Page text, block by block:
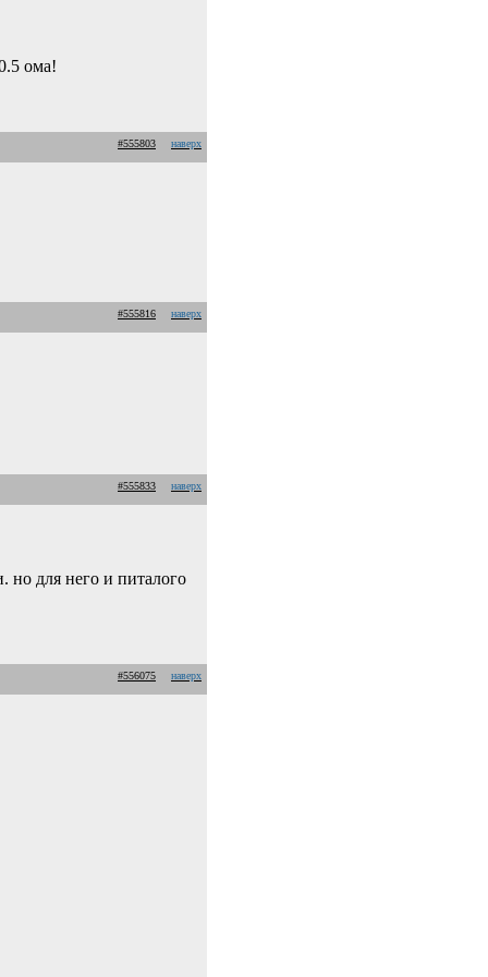
ома!
#555803 наверх
#555816 наверх
#555833 наверх
но для него и питалого
#556075 наверх